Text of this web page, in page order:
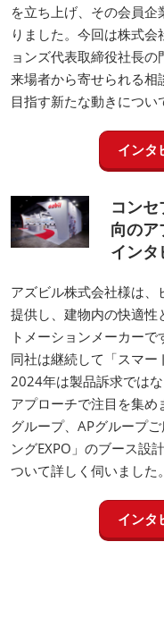
を立ち上げ、その会員
りました。今回は株式
ョンズ代表取締役社長
来場者から寄せられる相
目指す新たな動きについ
インタ
コン
向のア
インタ
アズビル株式会社様は、
提供し、建物内の快適性
トメーションメーカーで
同社は継続して「スマー
2024年は製品訴求では
アプローチで注目を集
グループ、APグループ
ングEXPO」のブース設
ついて詳しく伺いました。
インタ